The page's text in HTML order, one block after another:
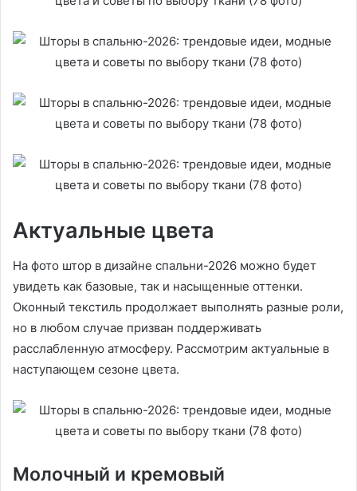
Актуальные цвета
На фото штор в дизайне спальни-2026 можно будет
увидеть как базовые, так и насыщенные оттенки.
Оконный текстиль продолжает выполнять разные роли,
но в любом случае призван поддерживать
расслабленную атмосферу. Рассмотрим актуальные в
наступающем сезоне цвета.
Молочный и кремовый